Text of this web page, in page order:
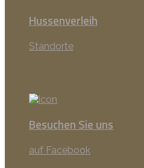
Hussenverleih
Standorte
Besuchen Sie uns
auf Facebook